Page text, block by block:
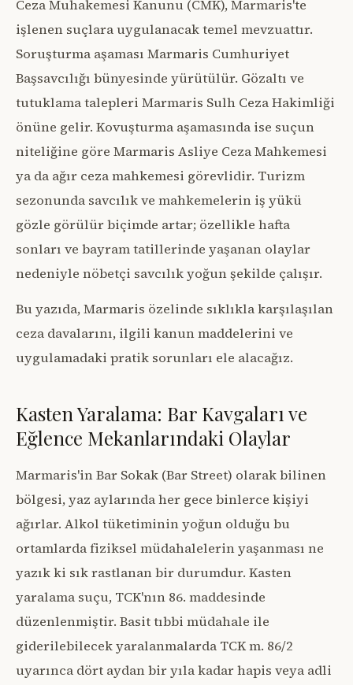
Ceza Muhakemesi Kanunu (CMK), Marmaris'te
işlenen suçlara uygulanacak temel mevzuattır.
Soruşturma aşaması Marmaris Cumhuriyet
Başsavcılığı bünyesinde yürütülür. Gözaltı ve
tutuklama talepleri Marmaris Sulh Ceza Hakimliği
önüne gelir. Kovuşturma aşamasında ise suçun
niteliğine göre Marmaris Asliye Ceza Mahkemesi
ya da ağır ceza mahkemesi görevlidir. Turizm
sezonunda savcılık ve mahkemelerin iş yükü
gözle görülür biçimde artar; özellikle hafta
sonları ve bayram tatillerinde yaşanan olaylar
nedeniyle nöbetçi savcılık yoğun şekilde çalışır.
Bu yazıda, Marmaris özelinde sıklıkla karşılaşılan
ceza davalarını, ilgili kanun maddelerini ve
uygulamadaki pratik sorunları ele alacağız.
Kasten Yaralama: Bar Kavgaları ve
Eğlence Mekanlarındaki Olaylar
Marmaris'in Bar Sokak (Bar Street) olarak bilinen
bölgesi, yaz aylarında her gece binlerce kişiyi
ağırlar. Alkol tüketiminin yoğun olduğu bu
ortamlarda fiziksel müdahalelerin yaşanması ne
yazık ki sık rastlanan bir durumdur. Kasten
yaralama suçu, TCK'nın 86. maddesinde
düzenlenmiştir. Basit tıbbi müdahale ile
giderilebilecek yaralanmalarda TCK m. 86/2
uyarınca dört aydan bir yıla kadar hapis veya adli